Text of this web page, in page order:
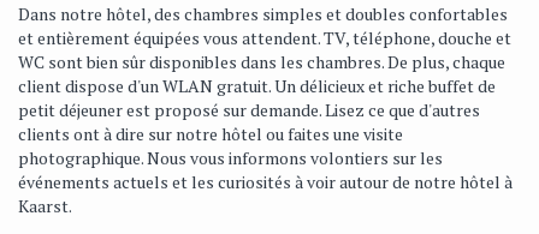
Dans notre hôtel, des chambres simples et doubles confortables
et entièrement équipées vous attendent. TV, téléphone, douche et
WC sont bien sûr disponibles dans les chambres. De plus, chaque
client dispose d'un WLAN gratuit. Un délicieux et riche buffet de
petit déjeuner est proposé sur demande. Lisez ce que d'autres
clients ont à dire sur notre hôtel ou faites une visite
photographique. Nous vous informons volontiers sur les
événements actuels et les curiosités à voir autour de notre hôtel à
Kaarst.